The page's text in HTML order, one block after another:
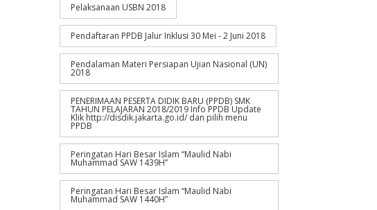
Pelaksanaan USBN 2018
Pendaftaran PPDB Jalur Inklusi 30 Mei - 2 Juni 2018
Pendalaman Materi Persiapan Ujian Nasional (UN)
2018
PENERIMAAN PESERTA DIDIK BARU (PPDB) SMK
TAHUN PELAJARAN 2018/2019 Info PPDB Update
Klik http://disdik.jakarta.go.id/ dan pilih menu
PPDB
Peringatan Hari Besar Islam “Maulid Nabi
Muhammad SAW 1439H”
Peringatan Hari Besar Islam “Maulid Nabi
Muhammad SAW 1440H”